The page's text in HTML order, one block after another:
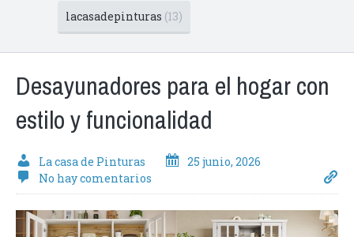
lacasadepinturas (13)
Desayunadores para el hogar con
estilo y funcionalidad
La casa de Pinturas
25 junio, 2026
No hay comentarios